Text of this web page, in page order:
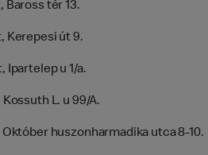
Baross tér 13.
Kerepesi út 9.
Ipartelep u 1/a.
Kossuth L. u 99/A.
Október huszonharmadika utca 8-10.